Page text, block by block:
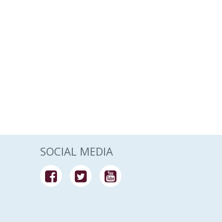
SOCIAL MEDIA